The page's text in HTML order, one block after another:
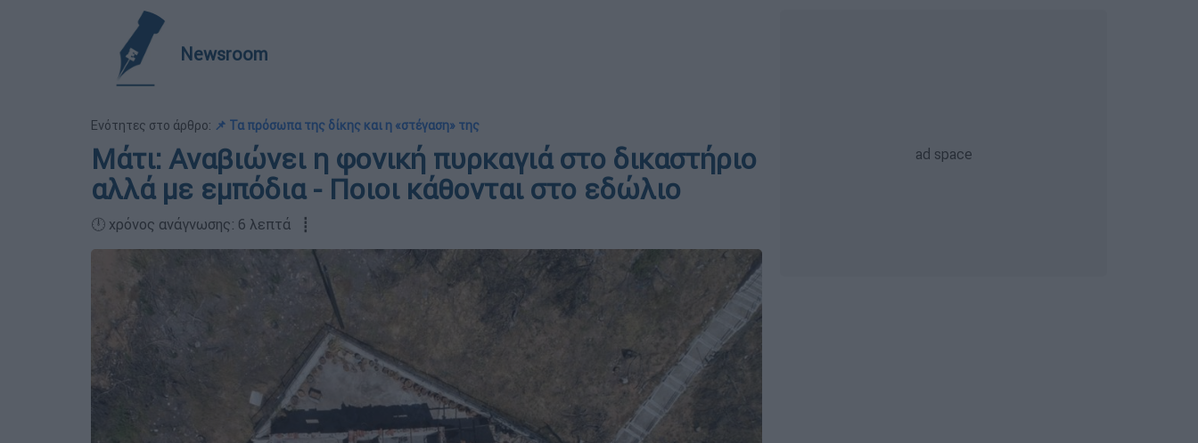
Newsroom
Ενότητες στο άρθρο: 📌 Τα πρόσωπα της δίκης και η «στέγαση» της
Μάτι: Αναβιώνει η φονική πυρκαγιά στο δικαστήριο
αλλά με εμπόδια - Ποιοι κάθονται στο εδώλιο
🕛 χρόνος ανάγνωσης: 6 λεπτά ┋